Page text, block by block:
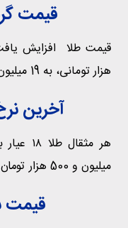
قیمت گرم طلا
هزار تومانی، به 19 میلیون و 45 هزار و 300 تومان رسید.
آخرین نرخ
میلیون و 500 هزار تومان رسید.
قیمت